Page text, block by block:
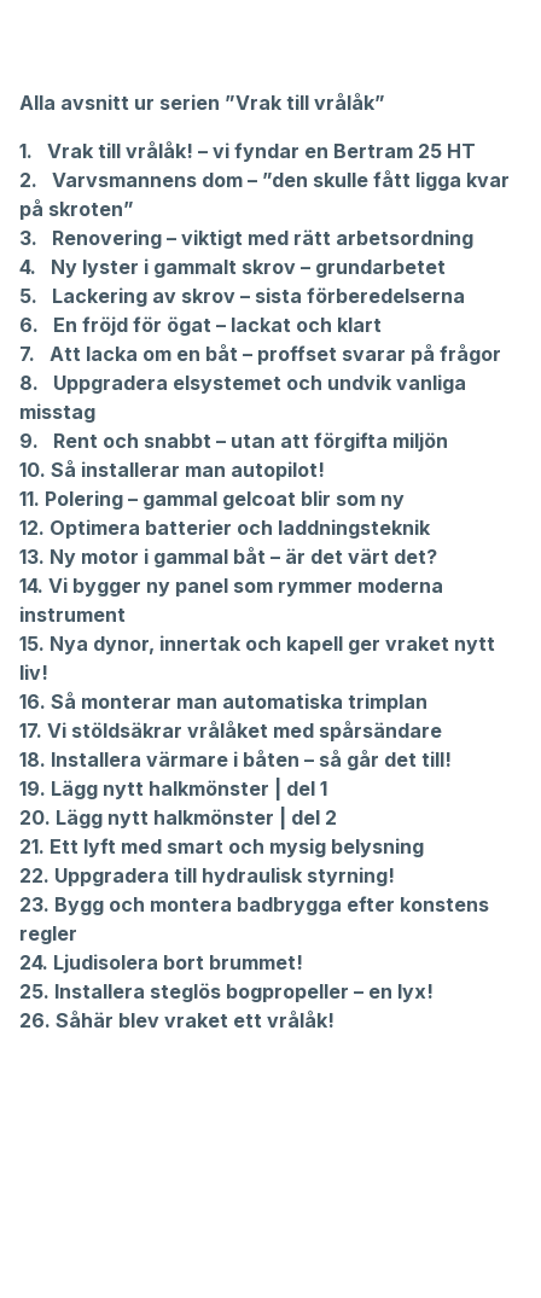
Alla avsnitt ur serien ”Vrak till vrålåk”
1. Vrak till vrålåk! – vi fyndar en Bertram 25 HT
2. Varvsmannens dom – ”den skulle fått ligga kvar
på skroten”
3. Renovering – viktigt med rätt arbetsordning
4. Ny lyster i gammalt skrov – grundarbetet
5. Lackering av skrov – sista förberedelserna
6. En fröjd för ögat – lackat och klart
7. Att lacka om en båt – proffset svarar på frågor
8. Uppgradera elsystemet och undvik vanliga
misstag
9. Rent och snabbt – utan att förgifta miljön
10. Så installerar man autopilot!
11. Polering – gammal gelcoat blir som ny
12. Optimera batterier och laddningsteknik
13. Ny motor i gammal båt – är det värt det?
14. Vi bygger ny panel som rymmer moderna
instrument
15. Nya dynor, innertak och kapell ger vraket nytt
liv!
16. Så monterar man automatiska trimplan
17. Vi stöldsäkrar vrålåket med spårsändare
18. Installera värmare i båten – så går det till!
19. Lägg nytt halkmönster | del 1
20. Lägg nytt halkmönster | del 2
21. Ett lyft med smart och mysig belysning
22. Uppgradera till hydraulisk styrning!
23. Bygg och montera badbrygga efter konstens
regler
24. Ljudisolera bort brummet!
25. Installera steglös bogpropeller – en lyx!
26. Såhär blev vraket ett vrålåk!